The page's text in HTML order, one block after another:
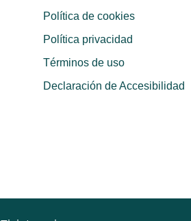
Política de cookies
Política privacidad
Términos de uso
Declaración de Accesibilidad